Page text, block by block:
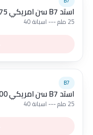
استد B7 سن امريكي 175 * 1 انج
25 ملم --- اسبانة 40
B7
استد B7 سن امريكي 200 * 1 انج
25 ملم --- اسبانة 40